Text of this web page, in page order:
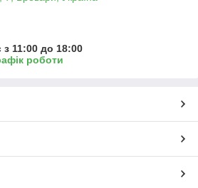
11:00 до 18:00
роботи